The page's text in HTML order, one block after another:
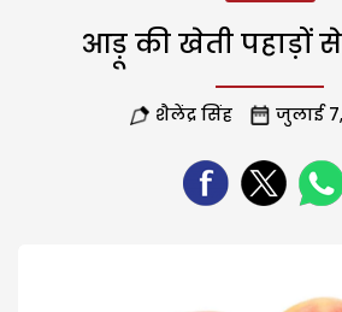
आड़ू की खेती पहाड़ों
शैलेंद्र सिंह जुलाई